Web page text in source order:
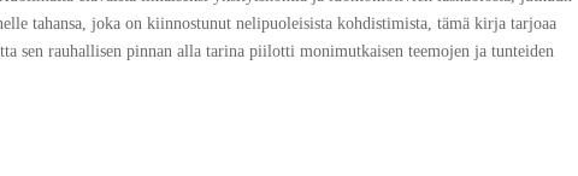
tahansa, joka on kiinnostunut nelipuoleisista kohdistimista, tämä kirja tarjoaa
sen rauhallisen pinnan alla tarina piilotti monimutkaisen teemojen ja tunteiden